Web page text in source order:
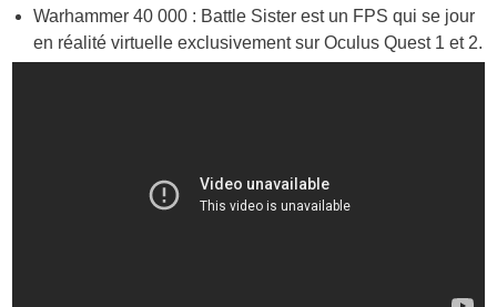
Warhammer 40 000 : Battle Sister est un FPS qui se jour
en réalité virtuelle exclusivement sur Oculus Quest 1 et 2.